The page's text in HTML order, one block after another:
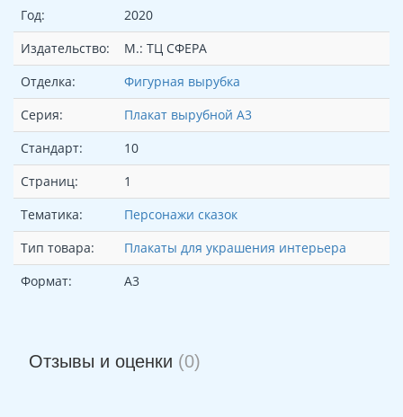
Год:
2020
Издательство:
М.: ТЦ СФЕРА
Отделка:
Фигурная вырубка
Серия:
Плакат вырубной А3
Стандарт:
10
Страниц:
1
Тематика:
Персонажи сказок
Тип товара:
Плакаты для украшения интерьера
Формат:
А3
Отзывы и оценки (0)